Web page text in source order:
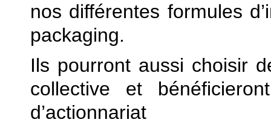
nos différentes formules
packaging.
Ils pourront aussi choisir
collective et
d’actionnariat